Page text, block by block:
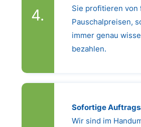
Sie profitieren von
Pauschalpreisen,
immer genau
bezahlen.
Sofortige
Wir sind im